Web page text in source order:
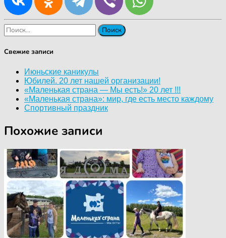
Найти:
Свежие записи
Июньские каникулы
Юбилей. 20 лет нашей организации!
«Маленькая страна — Мы есть!» 20 лет !!!
«Маленькая страна»: мир, где есть место каждому
Спортивный праздник
Похожие записи